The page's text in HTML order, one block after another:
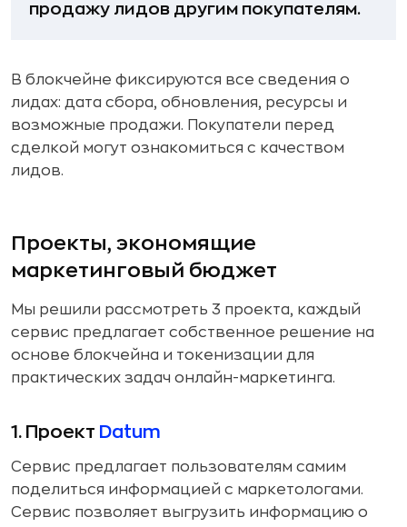
продажу лидов другим покупателям.
В блокчейне фиксируются все сведения о
лидах: дата сбора, обновления, ресурсы и
возможные продажи. Покупатели перед
сделкой могут ознакомиться с качеством
лидов.
Проекты, экономящие
маркетинговый бюджет
Мы решили рассмотреть 3 проекта, каждый
сервис предлагает собственное решение на
основе блокчейна и токенизации для
практических задач онлайн-маркетинга.
1. Проект Datum
Cервис предлагает пользователям самим
поделиться информацией с маркетологами.
Сервис позволяет выгрузить информацию о